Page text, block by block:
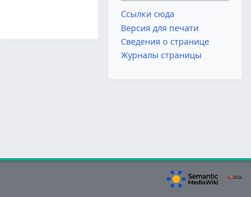
Ссылки сюда
Версия для печати
Сведения о странице
Журналы страницы